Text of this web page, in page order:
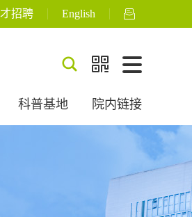
招聘 English 
科普基地 院内链接
 